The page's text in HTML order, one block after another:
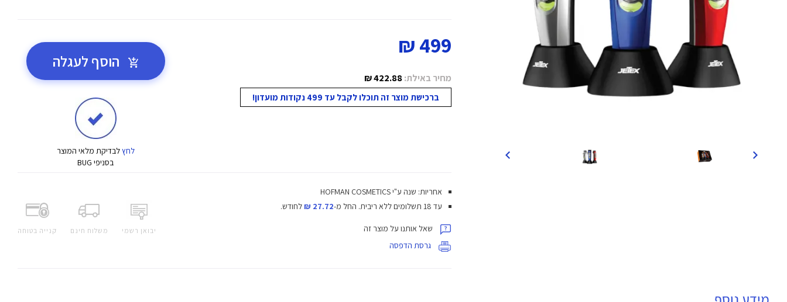
499 ₪
מחיר באילת:422.88 ₪
ברכישת מוצר זה תוכלו לקבל עד 499 נקודות מועדון!
הוסף לעגלה
לחץלבדיקת מלאי המוצר
בסניפי BUG
יבואן רשמי משלוח חינם קנייה בטוחה
אחריות: שנה ע"י HOFMAN COSMETICS
עד 18 תשלומים ללא ריבית.
החל מ-27.72 ₪ לחודש.
שאל אותנו על מוצר זה
גרסת הדפסה